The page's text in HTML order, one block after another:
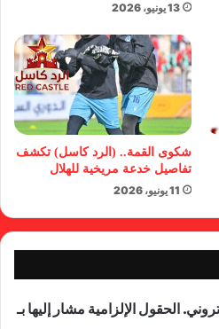
13 يونيو، 2026
شكوى القمة.. (الرد كاسل) تكشف
تفاصيل خدعة مريخية للهلال
11 يونيو، 2026
الحقول الإلزامية مشار إليها بـ